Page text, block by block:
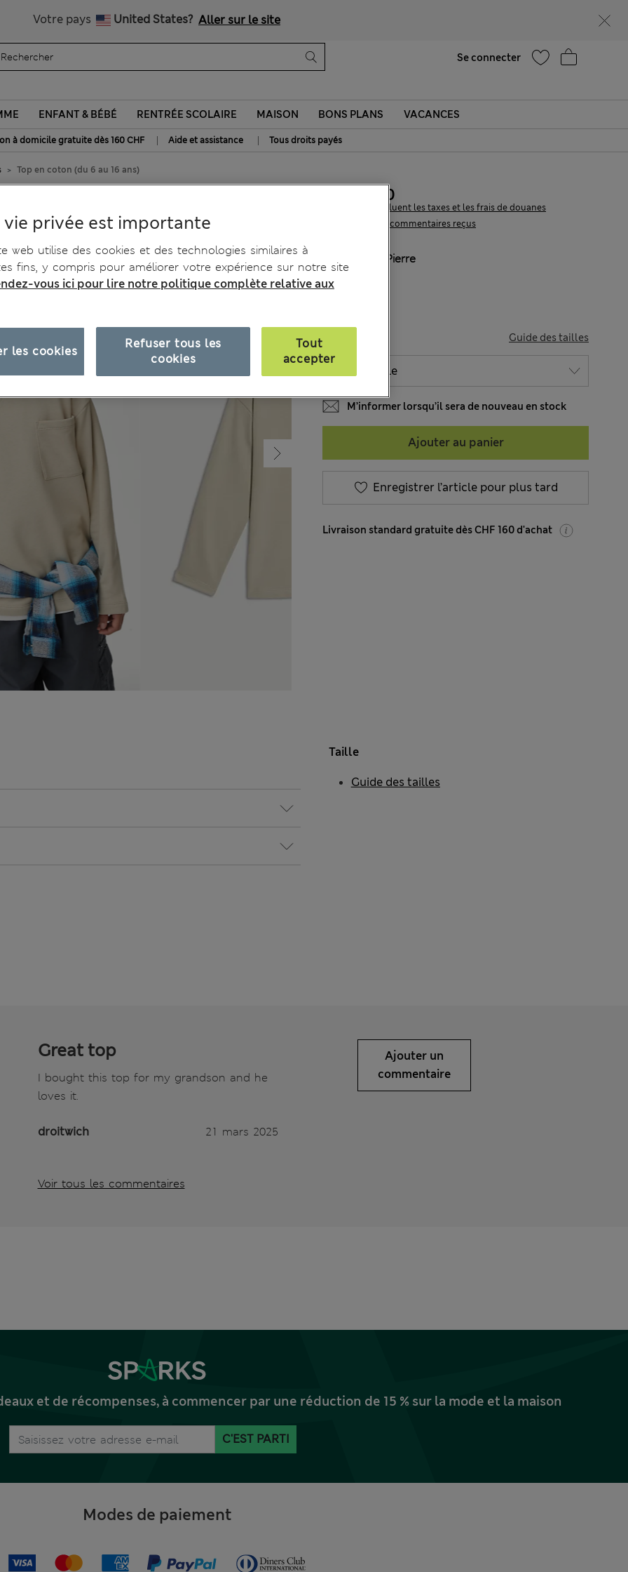
Votre pays United States? Aller sur le site
Se connecter
ENFANT & BÉBÉ RENTRÉE SCOLAIRE MAISON BONS PLANS VACANCES
à domicile gratuite dès 160 CHF | Aide et assistance | Tous droits payés
Top en coton (du 6 au 16 ans)
5 les commentaires reçus
CHF18.90
Tous les prix incluent les taxes et les frais de douanes
Pierre
Guide des tailles
M’informer lorsqu’il sera de nouveau en stock
Ajouter au panier
Enregistrer l’article pour plus tard
Livraison standard gratuite dès CHF 160 d'achat
Taille
Guide des tailles
Great top
I bought this top for my grandson and he
loves it.
droitwich 21 mars 2025
Voir tous les commentaires
Ajouter un
commentaire
et de récompenses, à commencer par une réduction de 15 % sur la mode et la maison
C'EST PARTI
Modes de paiement
vie privée est importante
web utilise des cookies et des technologies similaires à
fins, y compris pour améliorer votre expérience sur notre site
vous ici pour lire notre politique complète relative aux
Refuser tous les
cookies
Tout
accepter
les cookies